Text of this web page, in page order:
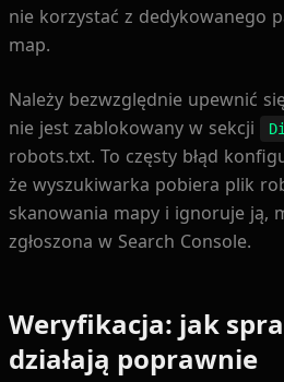
nie korzystać z dedykowanego
map.
Należy bezwzględnie upewnić
nie jest zablokowany w sekcji
robots.txt. To częsty błąd
że wyszukiwarka pobiera plik
skanowania mapy i ignoruje ją,
zgłoszona w Search Console.
Weryfikacja: jak
działają poprawnie